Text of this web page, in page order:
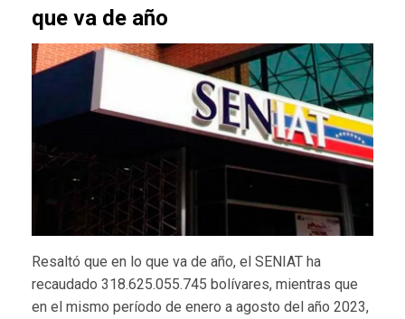
que va de año
Resaltó que en lo que va de año, el SENIAT ha
recaudado 318.625.055.745 bolívares, mientras que
en el mismo período de enero a agosto del año 2023,